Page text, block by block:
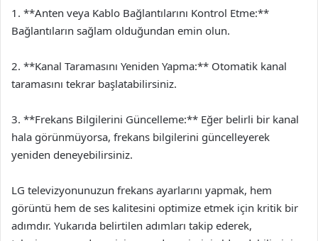
1. **Anten veya Kablo Bağlantılarını Kontrol Etme:**
Bağlantıların sağlam olduğundan emin olun.
2. **Kanal Taramasını Yeniden Yapma:** Otomatik kanal
taramasını tekrar başlatabilirsiniz.
3. **Frekans Bilgilerini Güncelleme:** Eğer belirli bir kanal
hala görünmüyorsa, frekans bilgilerini güncelleyerek
yeniden deneyebilirsiniz.
LG televizyonunuzun frekans ayarlarını yapmak, hem
görüntü hem de ses kalitesini optimize etmek için kritik bir
adımdır. Yukarıda belirtilen adımları takip ederek,